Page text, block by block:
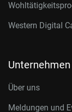
Western Digital
Unternehmen
Über uns
Meldungen und